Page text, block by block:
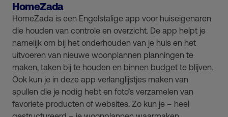
HomeZada
HomeZada is een Engelstalige app voor huiseigenaren
die houden van controle en overzicht. De app helpt je
namelijk om bij het onderhouden van je huis en het
uitvoeren van nieuwe woonplannen planningen te
maken, taken bij te houden en binnen budget te blijven.
Ook kun je in deze app verlanglijstjes maken van
spullen die je nodig hebt en foto’s verzamelen van
favoriete producten of websites. Zo kun je – heel